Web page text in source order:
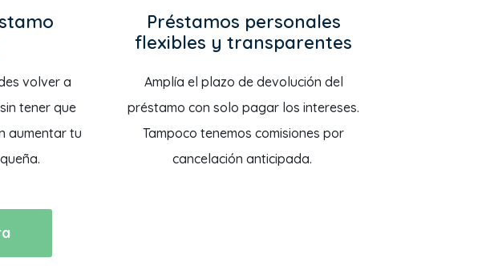
volver a
tener que
aumentar tu
Préstamos personales
flexibles y transparentes
Amplía el plazo de devolución del
préstamo con solo pagar los intereses.
Tampoco tenemos comisiones por
cancelación anticipada.